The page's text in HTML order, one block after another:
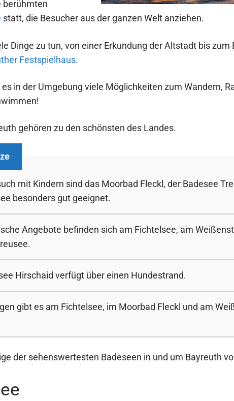
berühmten
statt, die Besucher aus der ganzen Welt anziehen.
Dinge zu tun, von einer Erkundung der Altstadt bis zum
Festspielhaus.
in der Umgebung viele Möglichkeiten zum Wandern,
gehören zu den schönsten des Landes.
mit Kindern sind das Moorbad Fleckl, der Badesee
besonders gut geeignet.
Angebote befinden sich am Fichtelsee, am
Hirschaid verfügt über einen Hundestrand.
gibt es am Fichtelsee, im Moorbad Fleckl und am
der sehenswertesten Badeseen in und um Bayreuth